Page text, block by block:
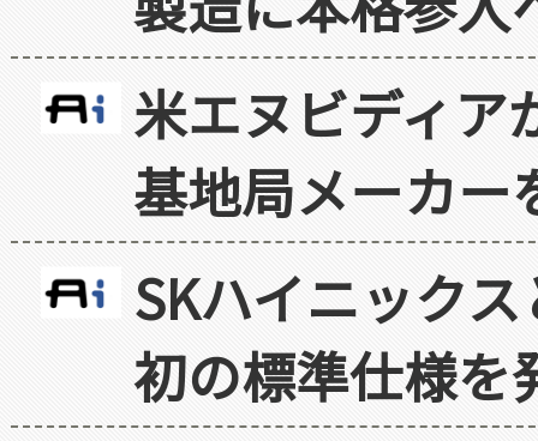
米エヌビディア
基地局メーカー
SKハイニック
初の標準仕様を